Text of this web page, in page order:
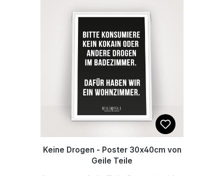
Keine Drogen - Poster 30x40cm von
Geile Teile